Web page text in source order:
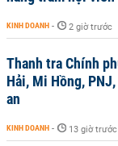
KINH DOANH - 2 giờ trước
Thanh tra Chính
Hải, Mi Hồng,
an
KINH DOANH - 13 giờ trước